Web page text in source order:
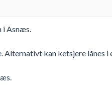
i Asnæs.
kan ketsjere lånes i